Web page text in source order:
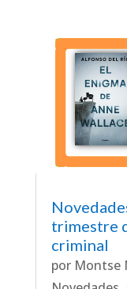
trimestre
criminal
por Montse